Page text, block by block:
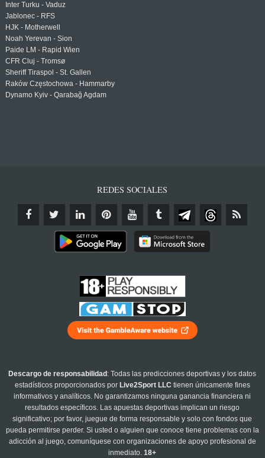
Inter Turku - Vaduz
Jablonec - RFS
HJK - Motherwell
Noah Yerevan - Sion
Paide LM - Rapid Wien
CFR Cluj - Tromsø
Sheriff Tiraspol - St. Gallen
Raków Częstochowa - Hammarby
Dynamo Kyiv - Qarabağ Agdam
REDES SOCIALES
Descargo de responsabilidad : Todas las predicciones deportivas y los datos
estadísticos proporcionados por Live2Sport LLC tienen únicamente fines
informativos y analíticos. No garantizamos ninguna ganancia financiera ni
resultados específicos. Las apuestas deportivas implican un riesgo
significativo; por favor, juegue de forma responsable y solo con fondos que
pueda permitirse perder. Si usted o alguien que conoce tiene problemas con la
adicción al juego, comuníquese con organizaciones de apoyo profesional de
inmediato.18+